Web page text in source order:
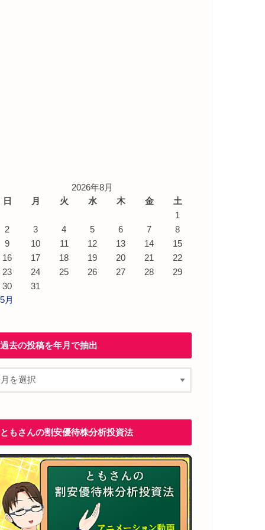
2026年8月
日
月 火 水 木 金
土
1
2
3 4 5 6 7
8
9
10 11 12 13 14
15
16
17 18 19 20 21
22
23
24 25 26 27 28
29
30
31
月
過去の投稿を年月で抽出
ともさんの割安優待株分析投資法